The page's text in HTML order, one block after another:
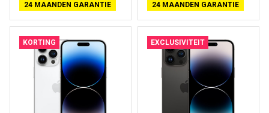
24 MAANDEN GARANTIE
24 MAANDEN GARANTIE
KORTING EXCLUSIVITEIT